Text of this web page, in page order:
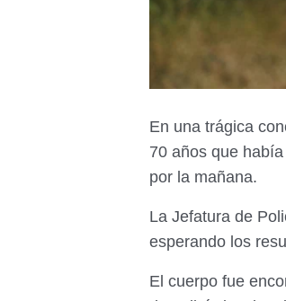
En una trágica
70 años que
por la mañana.
La Jefatura de
esperando los
El cuerpo fue